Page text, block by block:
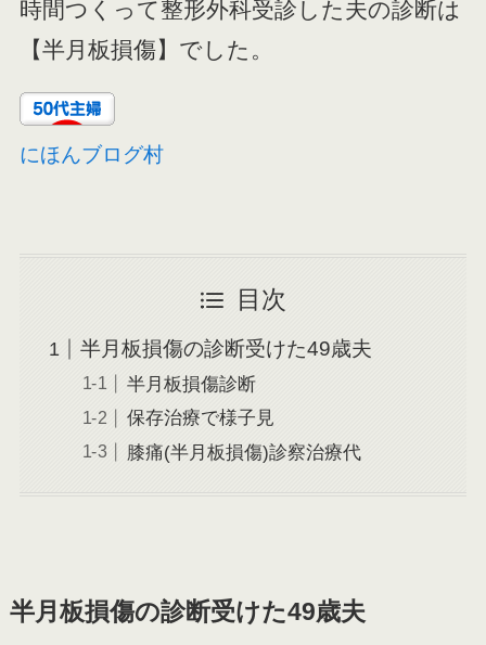
時間つくって整形外科受診した夫の診断は
【半月板損傷】でした。
にほんブログ村
目次
半月板損傷の診断受けた49歳夫
半月板損傷診断
保存治療で様子見
膝痛(半月板損傷)診察治療代
半月板損傷の診断受けた49歳夫